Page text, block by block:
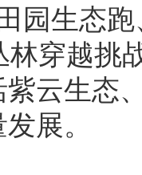
园生态
林穿越挑
云生态
展。